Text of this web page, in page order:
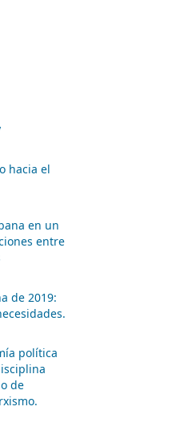
hacia el
en un
entre
de 2019:
política
de